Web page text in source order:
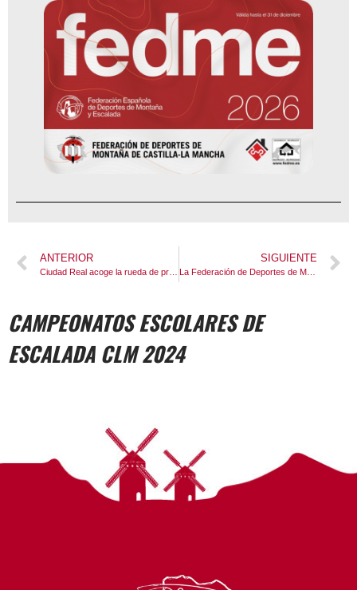
ANTERIOR SIGUIENTE
La Federación de Deportes de Montaña de Castilla-La Mancha entrega la camiseta de la selección regional al presidente Emiliano García-Page en un acto institucional en el Palacio de Fuensalida
CAMPEONATOS ESCOLARES DE
ESCALADA CLM 2024